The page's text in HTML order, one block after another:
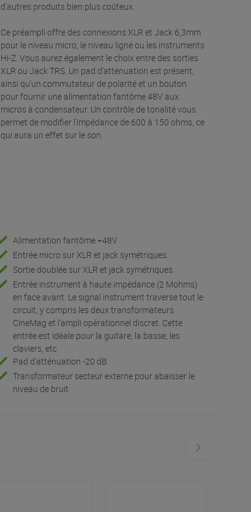
d'autres produits bien plus coûteux.
Ce préampli offre des connexions XLR et Jack 6,3mm
pour le niveau micro, le niveau ligne ou les instruments
Hi-Z. Vous aurez également le choix entre des sorties
XLR ou Jack TRS. Un pad d'atténuation est présent,
ainsi qu'un commutateur de polarité et un bouton
pour fournir une alimentation fantôme 48V aux
micros à condensateur. Un contrôle de tonalité vous
permet de modifier l'impédance de 600 à 150 ohms, ce
qui aura un effet sur le son.
Alimentation fantôme +48V
Entrée micro sur XLR et jack symétriques.
Sortie doublée sur XLR et jack symétriques.
Entrée instrument à haute impédance (2 Mohms)
en face avant. Le signal instrument traverse tout le
circuit, y compris les deux transformateurs
CineMag et l'ampli opérationnel discret. Cette
entrée est idéale pour la guitare, la basse, les
claviers, etc
Pad d'atténuation -20 dB
Transformateur secteur externe pour abaisser le
niveau de bruit